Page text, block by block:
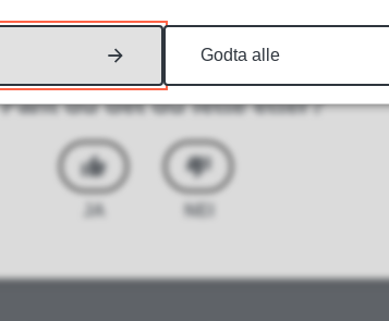
Fant du det du lette etter?
JA NEI
Godta alle